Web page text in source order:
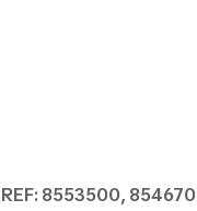
REF: 8553500,